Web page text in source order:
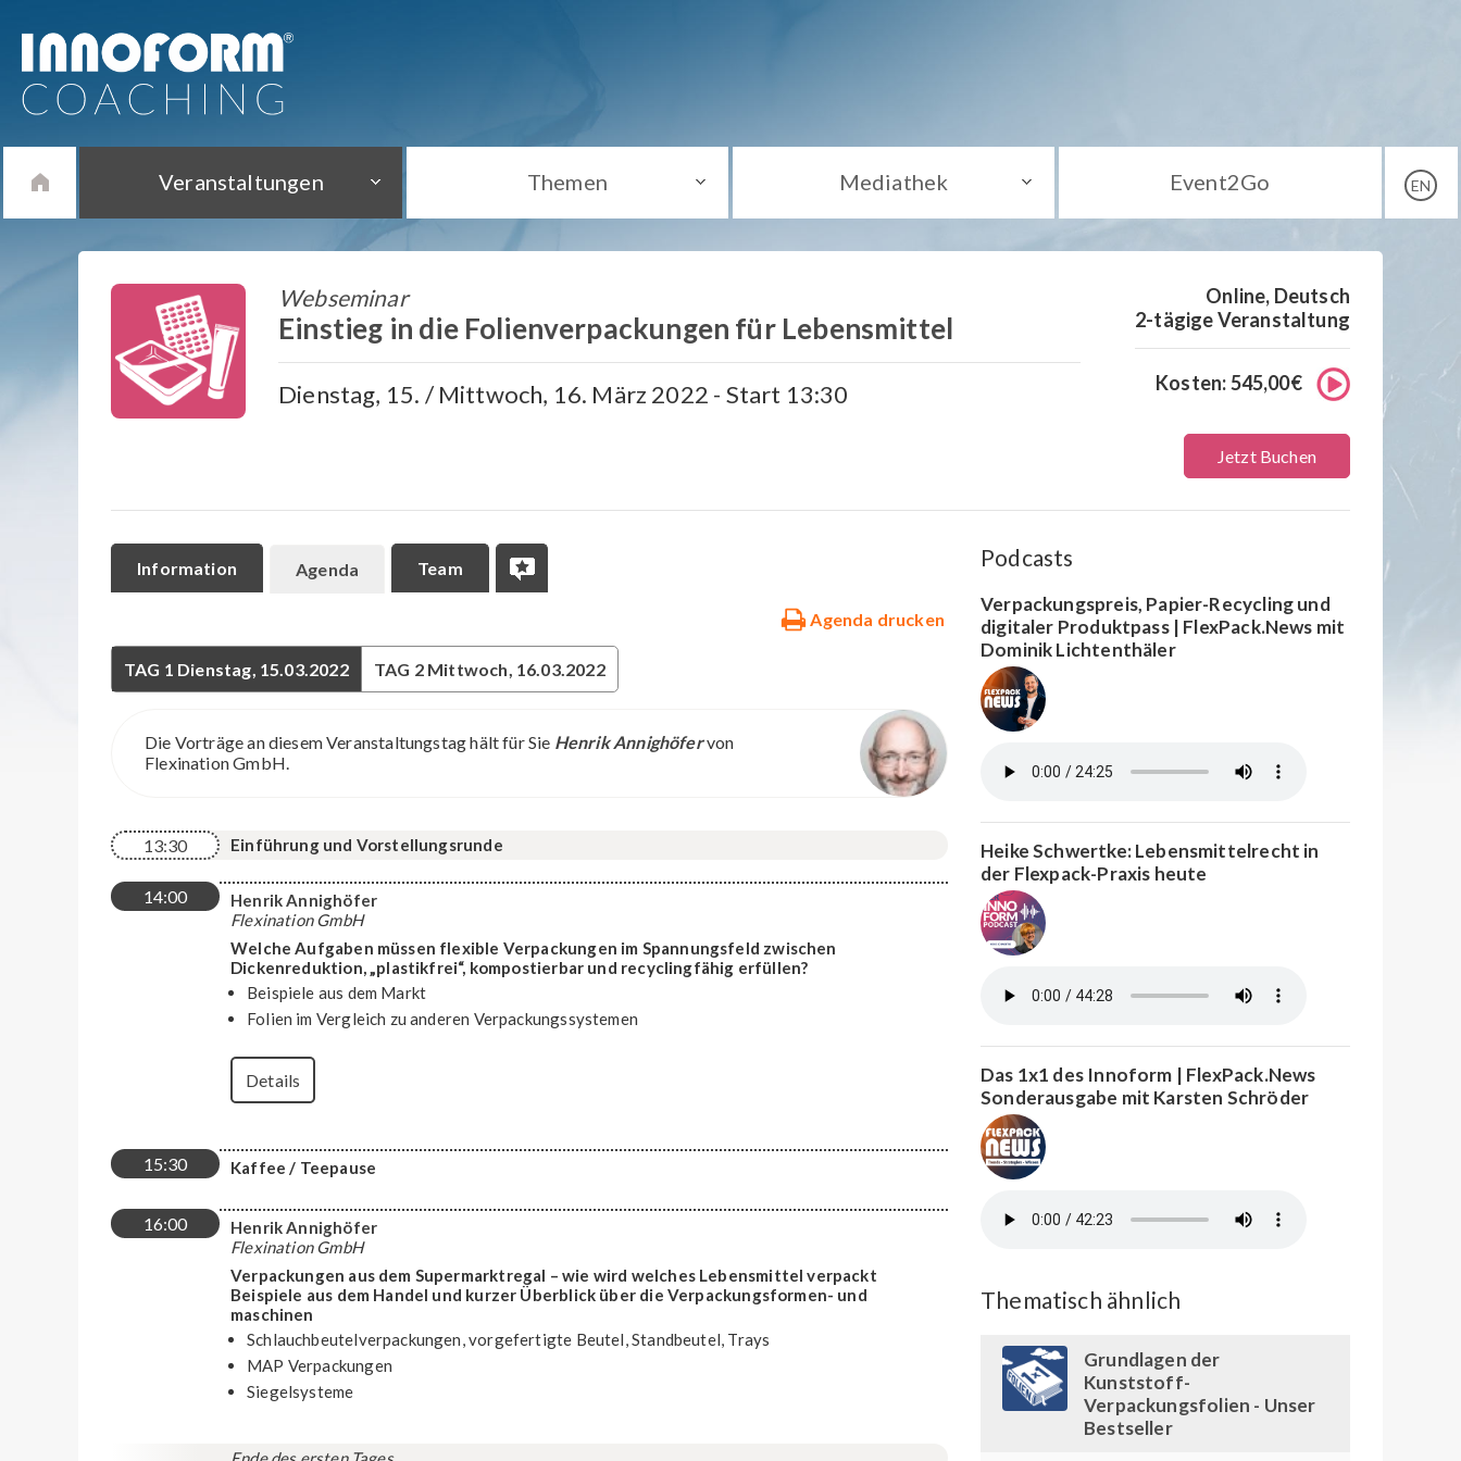
Veranstaltungen Themen Mediathek Event2Go EN
Webseminar
Einstieg in die Folienverpackungen für Lebensmittel
Dienstag, 15. / Mittwoch, 16. März 2022 - Start 13:30
Online, Deutsch
2-tägige Veranstaltung
Kosten: 545,00€
Jetzt Buchen
Information Agenda Team
Agenda drucken
TAG 1 Dienstag, 15.03.2022 TAG 2Mittwoch, 16.03.2022
Die Vorträge an diesem Veranstaltungstag hält für Sie Henrik Annighöfervon
Flexination GmbH.
13:30 Einführung und Vorstellungsrunde
14:00
Henrik Annighöfer
Flexination GmbH
Welche Aufgaben müssen flexible Verpackungen im Spannungsfeld zwischen
Dickenreduktion, „plastikfrei“, kompostierbar und recyclingfähig erfüllen?
Beispiele aus dem Markt
Folien im Vergleich zu anderen Verpackungssystemen
Details
15:30 Kaffee / Teepause
16:00
Henrik Annighöfer
Flexination GmbH
Verpackungen aus dem Supermarktregal – wie wird welches Lebensmittel verpackt
Beispiele aus dem Handel und kurzer Überblick über die Verpackungsformen- und
maschinen
Schlauchbeutelverpackungen, vorgefertigte Beutel, Standbeutel, Trays
MAP Verpackungen
Siegelsysteme
Podcasts
Verpackungspreis, Papier-Recycling und
digitaler Produktpass | FlexPack.News mit
Dominik Lichtenthäler
Heike Schwertke: Lebensmittelrecht in
der Flexpack-Praxis heute
Das 1x1 des Innoform | FlexPack.News
Sonderausgabe mit Karsten Schröder
Thematisch ähnlich
Grundlagen der
Kunststoff-
Verpackungsfolien - Unser
Bestseller